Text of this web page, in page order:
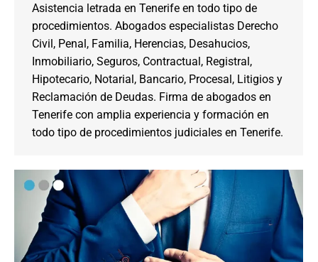
Asistencia letrada en Tenerife en todo tipo de
procedimientos. Abogados especialistas Derecho
Civil, Penal, Familia, Herencias, Desahucios,
Inmobiliario, Seguros, Contractual, Registral,
Hipotecario, Notarial, Bancario, Procesal, Litigios y
Reclamación de Deudas. Firma de abogados en
Tenerife con amplia experiencia y formación en
todo tipo de procedimientos judiciales en Tenerife.